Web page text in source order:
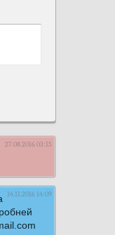
27.08.2016 03:15
14.11.2016 14:09